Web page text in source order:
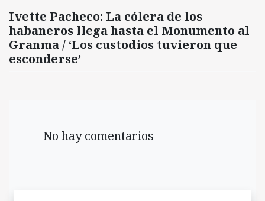
Ivette Pacheco: La cólera de los
habaneros llega hasta el Monumento al
Granma / ‘Los custodios tuvieron que
esconderse’
No hay comentarios